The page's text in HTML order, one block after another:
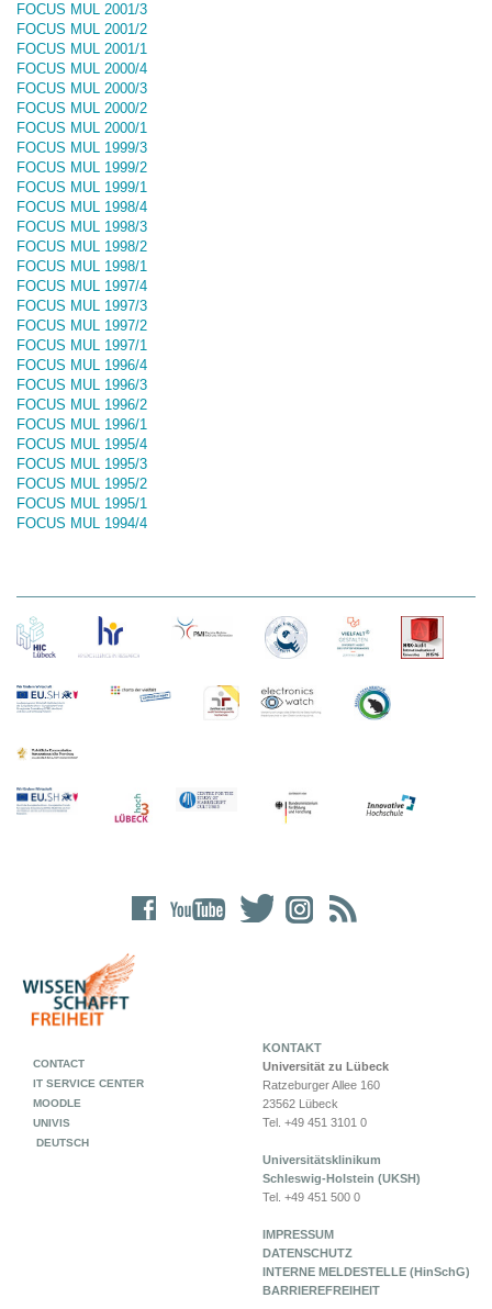
FOCUS MUL 2001/3
FOCUS MUL 2001/2
FOCUS MUL 2001/1
FOCUS MUL 2000/4
FOCUS MUL 2000/3
FOCUS MUL 2000/2
FOCUS MUL 2000/1
FOCUS MUL 1999/3
FOCUS MUL 1999/2
FOCUS MUL 1999/1
FOCUS MUL 1998/4
FOCUS MUL 1998/3
FOCUS MUL 1998/2
FOCUS MUL 1998/1
FOCUS MUL 1997/4
FOCUS MUL 1997/3
FOCUS MUL 1997/2
FOCUS MUL 1997/1
FOCUS MUL 1996/4
FOCUS MUL 1996/3
FOCUS MUL 1996/2
FOCUS MUL 1996/1
FOCUS MUL 1995/4
FOCUS MUL 1995/3
FOCUS MUL 1995/2
FOCUS MUL 1995/1
FOCUS MUL 1994/4
KONTAKT
Universität zu Lübeck
Ratzeburger Allee 160
23562 Lübeck
Tel. +49 451 3101 0
Universitätsklinikum
Schleswig-Holstein (UKSH)
Tel. +49 451 500 0
IMPRESSUM
DATENSCHUTZ
INTERNE MELDESTELLE (HinSchG)
BARRIEREFREIHEIT
CONTACT
IT SERVICE CENTER
MOODLE
UNIVIS
DEUTSCH